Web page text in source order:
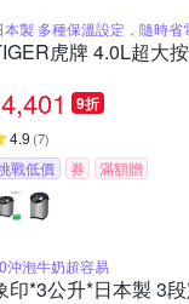
本製 多種保溫設定，隨時省
虎牌 4.0L超大
4,401 9折
4.9 (7)
戰低價 券 滿額贈
沖泡牛奶超容易
印*3公升*日本製 3